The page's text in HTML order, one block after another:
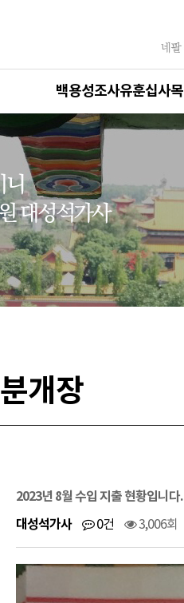
백용성조사유훈십사목
분개장
2023년 8월 수입 지출 현황입니다.
대성석가사
0건 3,006회